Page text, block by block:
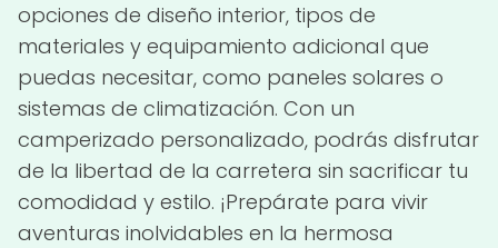
opciones de diseño interior, tipos de
materiales y equipamiento adicional que
puedas necesitar, como paneles solares o
sistemas de climatización. Con un
camperizado personalizado, podrás disfrutar
de la libertad de la carretera sin sacrificar tu
comodidad y estilo. ¡Prepárate para vivir
aventuras inolvidables en la hermosa